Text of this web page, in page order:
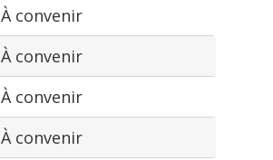
À convenir
À convenir
À convenir
À convenir